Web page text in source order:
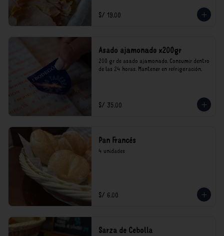
incluyen impuestos de ley y recargo al
consumo.
S/ 19.00
Asado ajamonado x200gr
200 gr de asado ajamonado. Consumir dentro
de las 24 horas. Mantener en refrigeración.
S/ 35.00
Pan Francés
4 unidades
S/ 6.00
Sarza de Cebolla